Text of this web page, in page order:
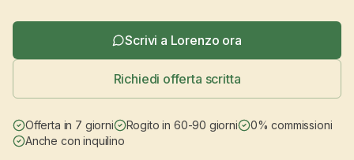
Scrivi a Lorenzo ora
Richiedi offerta scritta
Offerta in 7 giorni Rogito in 60-90 giorni
0% commissioni
Anche con inquilino